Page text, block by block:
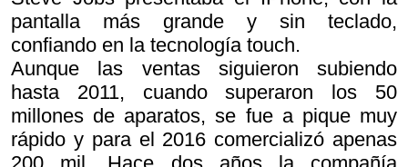
pantalla más grande y sin teclado,
confiando en la tecnología touch.
Aunque las ventas siguieron subiendo
hasta 2011, cuando superaron los 50
millones de aparatos, se fue a pique muy
rápido y para el 2016 comercializó apenas